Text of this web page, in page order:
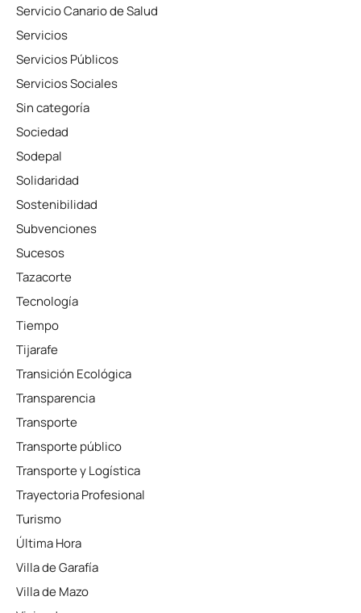
Servicio Canario de Salud
Servicios
Servicios Públicos
Servicios Sociales
Sin categoría
Sociedad
Sodepal
Solidaridad
Sostenibilidad
Subvenciones
Sucesos
Tazacorte
Tecnología
Tiempo
Tijarafe
Transición Ecológica
Transparencia
Transporte
Transporte público
Transporte y Logística
Trayectoria Profesional
Turismo
Última Hora
Villa de Garafía
Villa de Mazo